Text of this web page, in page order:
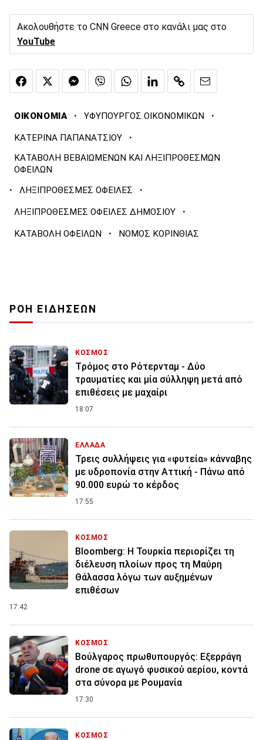
Ακολουθήστε το CNN Greece στο κανάλι μας στο
YouTube
ΟΙΚΟΝΟΜΙΑ · ΥΦΥΠΟΥΡΓΟΣ ΟΙΚΟΝΟΜΙΚΩΝ ·
ΚΑΤΕΡΙΝΑ ΠΑΠΑΝΑΤΣΙΟΥ ·
ΚΑΤΑΒΟΛΗ ΒΕΒΑΙΩΜΕΝΩΝ ΚΑΙ ΛΗΞΙΠΡΟΘΕΣΜΩΝ
ΟΦΕΙΛΩΝ
· ΛΗΞΙΠΡΟΘΕΣΜΕΣ ΟΦΕΙΛΕΣ ·
ΛΗΞΙΠΡΟΘΕΣΜΕΣ ΟΦΕΙΛΕΣ ΔΗΜΟΣΙΟΥ ·
ΚΑΤΑΒΟΛΗ ΟΦΕΙΛΩΝ · ΝΟΜΟΣ ΚΟΡΙΝΘΙΑΣ
ΡΟΗ ΕΙΔΗΣΕΩΝ
ΚΟΣΜΟΣ
Tρόμος στο Ρότερνταμ - Δύο
τραυματίες και μία σύλληψη μετά από
επιθέσεις με μαχαίρι
18:07
ΕΛΛΑΔΑ
Τρεις συλλήψεις για «φυτεία» κάνναβης
με υδροπονία στην Αττική - Πάνω από
90.000 ευρώ το κέρδος
17:55
ΚΟΣΜΟΣ
Bloomberg: Η Τουρκία περιορίζει τη
διέλευση πλοίων προς τη Μαύρη
Θάλασσα λόγω των αυξημένων
επιθέσων
17:42
ΚΟΣΜΟΣ
Βούλγαρος πρωθυπουργός: Εξερράγη
drone σε αγωγό φυσικού αερίου, κοντά
στα σύνορα με Ρουμανία
17:30
ΚΟΣΜΟΣ